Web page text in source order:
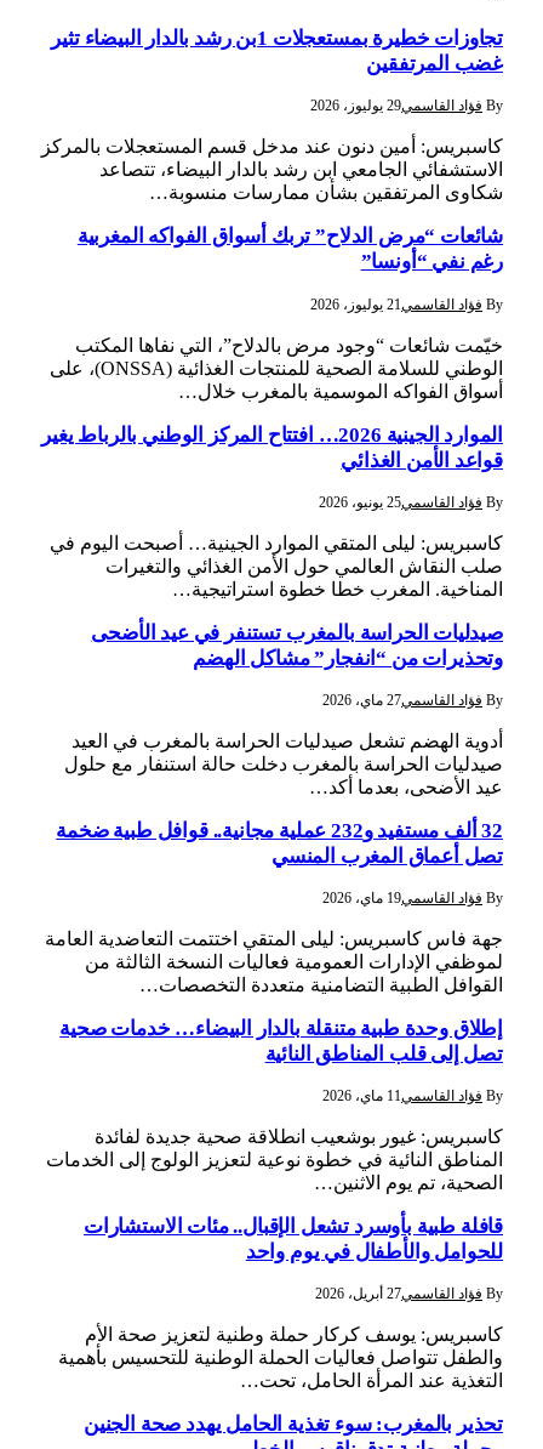
تجاوزات خطيرة بمستعجلات 1بن رشد بالدار البيضاء تثير
غضب المرتفقين
By فؤاد القاسمي29 يوليوز، 2026
كاسبريس: أمين دنون عند مدخل قسم المستعجلات بالمركز
الاستشفائي الجامعي ابن رشد بالدار البيضاء، تتصاعد
شكاوى المرتفقين بشأن ممارسات منسوبة…
شائعات “مرض الدلاح” تربك أسواق الفواكه المغربية
رغم نفي “أونسا”
By فؤاد القاسمي21 يوليوز، 2026
خيّمت شائعات “وجود مرض بالدلاح”، التي نفاها المكتب
الوطني للسلامة الصحية للمنتجات الغذائية (ONSSA)، على
أسواق الفواكه الموسمية بالمغرب خلال…
الموارد الجينية 2026… افتتاح المركز الوطني بالرباط يغير
قواعد الأمن الغذائي
By فؤاد القاسمي25 يونيو، 2026
كاسبريس: ليلى المتقي الموارد الجينية… أصبحت اليوم في
صلب النقاش العالمي حول الأمن الغذائي والتغيرات
المناخية. المغرب خطا خطوة استراتيجية…
صيدليات الحراسة بالمغرب تستنفر في عيد الأضحى
وتحذيرات من “انفجار” مشاكل الهضم
By فؤاد القاسمي27 ماي، 2026
أدوية الهضم تشعل صيدليات الحراسة بالمغرب في العيد
صيدليات الحراسة بالمغرب دخلت حالة استنفار مع حلول
عيد الأضحى، بعدما أكد…
32 ألف مستفيد و232 عملية مجانية.. قوافل طبية ضخمة
تصل أعماق المغرب المنسي
By فؤاد القاسمي19 ماي، 2026
جهة فاس كاسبريس: ليلى المتقي اختتمت التعاضدية العامة
لموظفي الإدارات العمومية فعاليات النسخة الثالثة من
القوافل الطبية التضامنية متعددة التخصصات…
إطلاق وحدة طبية متنقلة بالدار البيضاء… خدمات صحية
تصل إلى قلب المناطق النائية
By فؤاد القاسمي11 ماي، 2026
كاسبريس: غيور بوشعيب انطلاقة صحية جديدة لفائدة
المناطق النائية في خطوة نوعية لتعزيز الولوج إلى الخدمات
الصحية، تم يوم الاثنين…
قافلة طبية بأوسرد تشعل الإقبال.. مئات الاستشارات
للحوامل والأطفال في يوم واحد
By فؤاد القاسمي27 أبريل، 2026
كاسبريس: يوسف كركار حملة وطنية لتعزيز صحة الأم
والطفل تتواصل فعاليات الحملة الوطنية للتحسيس بأهمية
التغذية عند المرأة الحامل، تحت…
تحذير بالمغرب: سوء تغذية الحامل يهدد صحة الجنين